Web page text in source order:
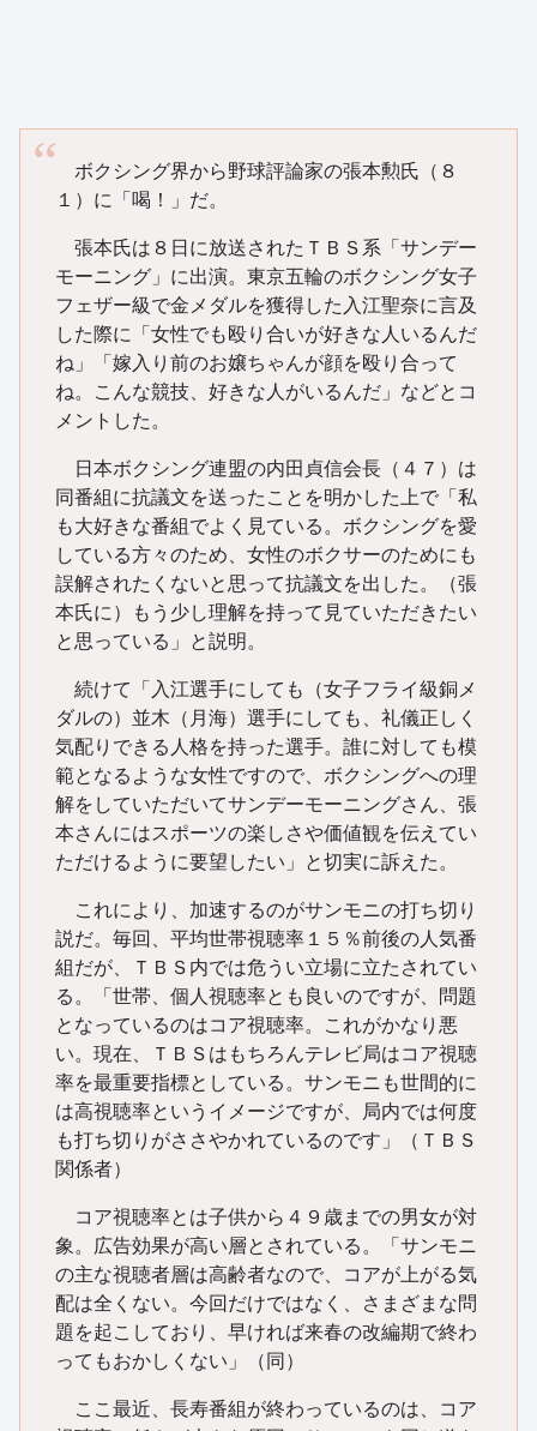
ボクシング界から野球評論家の張本勲氏（８
１）に「喝！」だ。
張本氏は８日に放送されたＴＢＳ系「サンデー
モーニング」に出演。東京五輪のボクシング女子
フェザー級で金メダルを獲得した入江聖奈に言及
した際に「女性でも殴り合いが好きな人いるんだ
ね」「嫁入り前のお嬢ちゃんが顔を殴り合って
ね。こんな競技、好きな人がいるんだ」などとコ
メントした。
日本ボクシング連盟の内田貞信会長（４７）は
同番組に抗議文を送ったことを明かした上で「私
も大好きな番組でよく見ている。ボクシングを愛
している方々のため、女性のボクサーのためにも
誤解されたくないと思って抗議文を出した。（張
本氏に）もう少し理解を持って見ていただきたい
と思っている」と説明。
続けて「入江選手にしても（女子フライ級銅メ
ダルの）並木（月海）選手にしても、礼儀正しく
気配りできる人格を持った選手。誰に対しても模
範となるような女性ですので、ボクシングへの理
解をしていただいてサンデーモーニングさん、張
本さんにはスポーツの楽しさや価値観を伝えてい
ただけるように要望したい」と切実に訴えた。
これにより、加速するのがサンモニの打ち切り
説だ。毎回、平均世帯視聴率１５％前後の人気番
組だが、ＴＢＳ内では危うい立場に立たされてい
る。「世帯、個人視聴率とも良いのですが、問題
となっているのはコア視聴率。これがかなり悪
い。現在、ＴＢＳはもちろんテレビ局はコア視聴
率を最重要指標としている。サンモニも世間的に
は高視聴率というイメージですが、局内では何度
も打ち切りがささやかれているのです」（ＴＢＳ
関係者）
コア視聴率とは子供から４９歳までの男女が対
象。広告効果が高い層とされている。「サンモニ
の主な視聴者層は高齢者なので、コアが上がる気
配は全くない。今回だけではなく、さまざまな問
題を起こしており、早ければ来春の改編期で終わ
ってもおかしくない」（同）
ここ最近、長寿番組が終わっているのは、コア